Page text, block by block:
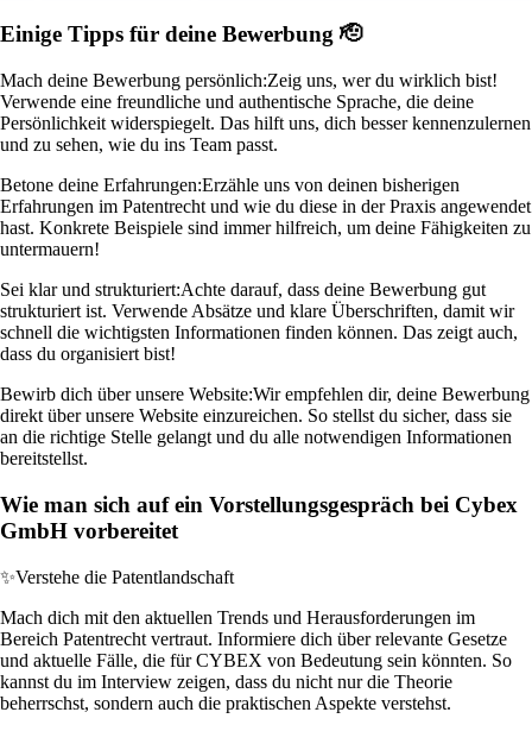
Einige Tipps für deine Bewerbung 🫡
Mach deine Bewerbung persönlich:Zeig uns, wer du wirklich bist!
Verwende eine freundliche und authentische Sprache, die deine
Persönlichkeit widerspiegelt. Das hilft uns, dich besser kennenzulernen
und zu sehen, wie du ins Team passt.
Betone deine Erfahrungen:Erzähle uns von deinen bisherigen
Erfahrungen im Patentrecht und wie du diese in der Praxis angewendet
hast. Konkrete Beispiele sind immer hilfreich, um deine Fähigkeiten zu
untermauern!
Sei klar und strukturiert:Achte darauf, dass deine Bewerbung gut
strukturiert ist. Verwende Absätze und klare Überschriften, damit wir
schnell die wichtigsten Informationen finden können. Das zeigt auch,
dass du organisiert bist!
Bewirb dich über unsere Website:Wir empfehlen dir, deine Bewerbung
direkt über unsere Website einzureichen. So stellst du sicher, dass sie
an die richtige Stelle gelangt und du alle notwendigen Informationen
bereitstellst.
Wie man sich auf ein Vorstellungsgespräch bei Cybex
GmbH vorbereitet
✨Verstehe die Patentlandschaft
Mach dich mit den aktuellen Trends und Herausforderungen im
Bereich Patentrecht vertraut. Informiere dich über relevante Gesetze
und aktuelle Fälle, die für CYBEX von Bedeutung sein könnten. So
kannst du im Interview zeigen, dass du nicht nur die Theorie
beherrschst, sondern auch die praktischen Aspekte verstehst.